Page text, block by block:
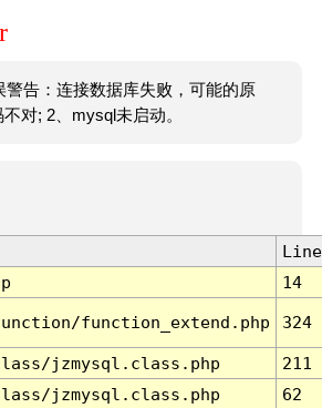
警告：连接数据库失败，可能的原
对; 2、mysql未启动。
Line
14
function_extend.php 324
jzmysql.class.php
211
jzmysql.class.php
62